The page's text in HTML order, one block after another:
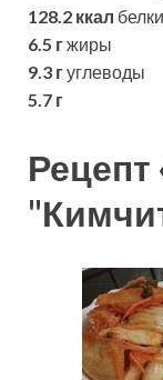
128.2 ккал белки
6.5 гжиры
9.3 гуглеводы
5.7 г
Рецепт